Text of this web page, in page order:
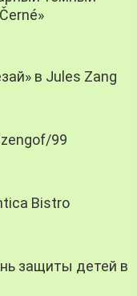
в Jules Zang
99
Bistro
защиты детей в